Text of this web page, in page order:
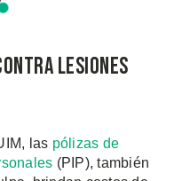
Lesiones
las pólizas de
(PIP), también